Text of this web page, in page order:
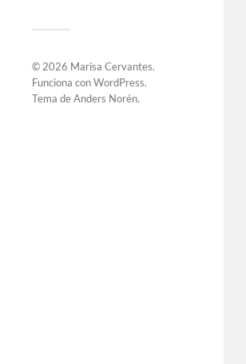
© 2026 Marisa Cervantes.
Funciona conWordPress.
Tema deAnders Norén.